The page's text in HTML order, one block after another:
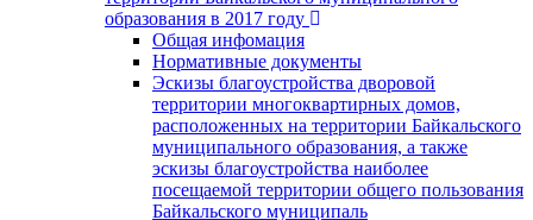
образования в 2017 году
Общая инфомация
Нормативные документы
Эскизы благоустройства дворовой
территории многоквартирных домов,
расположенных на территории Байкальского
муниципального образования, а также
эскизы благоустройства наиболее
посещаемой территории общего пользования
Байкальского муниципаль